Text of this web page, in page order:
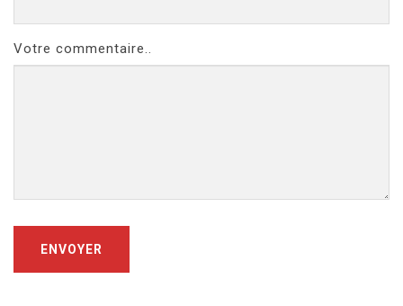
Votre commentaire..
ENVOYER